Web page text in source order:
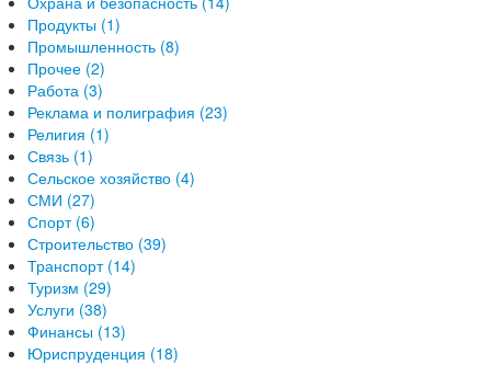
Продукты (1)
Промышленность (8)
Прочее (2)
Работа (3)
Реклама и полиграфия (23)
Религия (1)
Связь (1)
Сельское хозяйство (4)
СМИ (27)
Спорт (6)
Строительство (39)
Транспорт (14)
Туризм (29)
Услуги (38)
Финансы (13)
Юриспруденция (18)